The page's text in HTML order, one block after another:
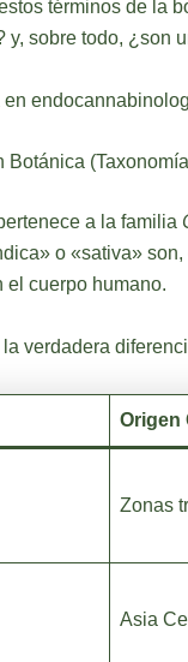
términos de la
sobre todo, ¿son
Botánica
a la familia
o «sativa» son,
el cuerpo humano.
verdadera
Origen
Zonas
Asia